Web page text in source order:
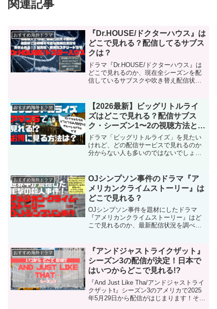
関連記事
おすすめ海外ドラマ
『Dr.HOUSE/ドクターハウス』は
どこで見れる？配信してるサブス
クは？
ドラマ『Dr.HOUSE/ドクターハウス』は
どこで見れるのか、現在全シーズンを配
信しているサブスクや吹き替え配信状
マ好きに定評のあるこのドラマを見放題
のサブスクで楽しみましょう！
おすすめ海外ドラマ
【2026最新】ビッグリトルライ
ズはどこで見れる？配信サブス
ク・シーズン1〜2の視聴方法とシ
ーズン3最新情報
ドラマ「ビッグリトルライズ」を見たい
けれど、どの配信サービスで見れるのか
分からない人も多いのではないでしょう
おすすめかを分かりやすく解説します。
あわせて、気になるシーズン3の進捗状況
も最新情報ベースでまとめました。
おすすめ海外ドラマ
OJシンプソン事件のドラマ『ア
メリカンクライムストーリー』は
どこで見れる？
OJシンプソン事件を題材にしたドラマ
『アメリカンクライムストーリー』はど
こで見れるのか、最新配信状況を調べま
ンが、1994年ロサンゼルスで元妻と友人
男性を殺害したとされる容疑で無罪が言
い渡された衝撃の事件を描いています。
おすすめ海外ドラマ
『アンドジャストライクザット』
シーズン3の配信が決定！日本で
はいつからどこで見れる!?
『And Just Like Tha/アンドジャストライ
クザットt』シーズン3のアメリカで2025
年5月29日から配信がはじまります！そこ